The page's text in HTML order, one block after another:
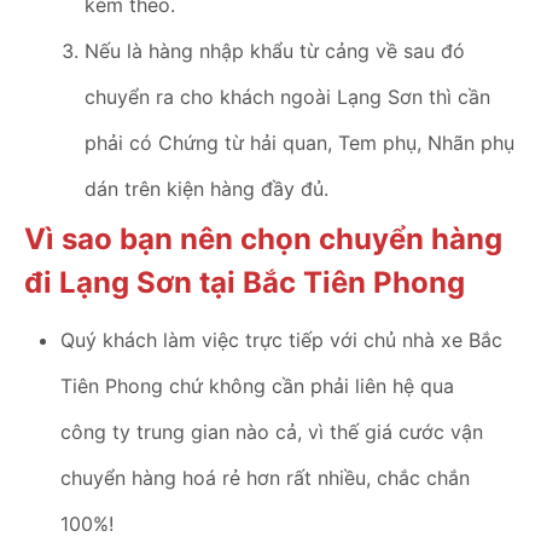
kèm theo.
Nếu là hàng nhập khẩu từ cảng về sau đó
chuyển ra cho khách ngoài Lạng Sơn thì cần
phải có Chứng từ hải quan, Tem phụ, Nhãn phụ
dán trên kiện hàng đầy đủ.
Vì sao bạn nên chọn chuyển hàng
đi Lạng Sơn tại Bắc Tiên Phong
Quý khách làm việc trực tiếp với chủ nhà xe Bắc
Tiên Phong chứ không cần phải liên hệ qua
công ty trung gian nào cả, vì thế giá cước vận
chuyển hàng hoá rẻ hơn rất nhiều, chắc chắn
100%!